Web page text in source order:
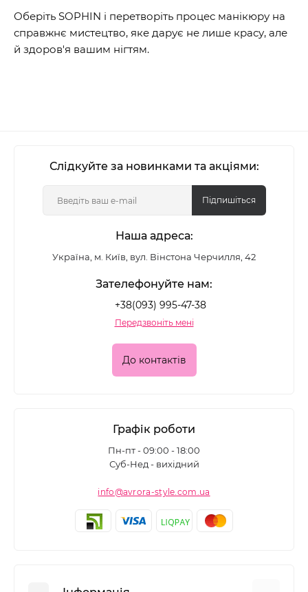
Оберіть SOPHIN і перетворіть процес манікюру на
справжнє мистецтво, яке дарує не лише красу, але
й здоров'я вашим нігтям.
Слідкуйте за новинками та акціями:
Підпишіться
Наша адреса:
Україна, м. Київ, вул. Вінстона Черчилля, 42
Зателефонуйте нам:
+38(093) 995-47-38
Передзвоніть мені
До контактів
Графік роботи
Пн-пт - 09:00 - 18:00
Суб-Нед - вихідний
info@avrora-style.com.ua